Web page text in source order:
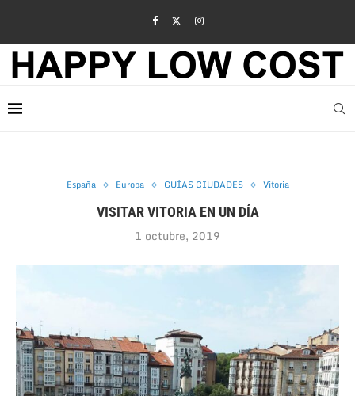
España Europa GUÍAS CIUDADES Vitoria
VISITAR VITORIA EN UN DÍA
1 octubre, 2019